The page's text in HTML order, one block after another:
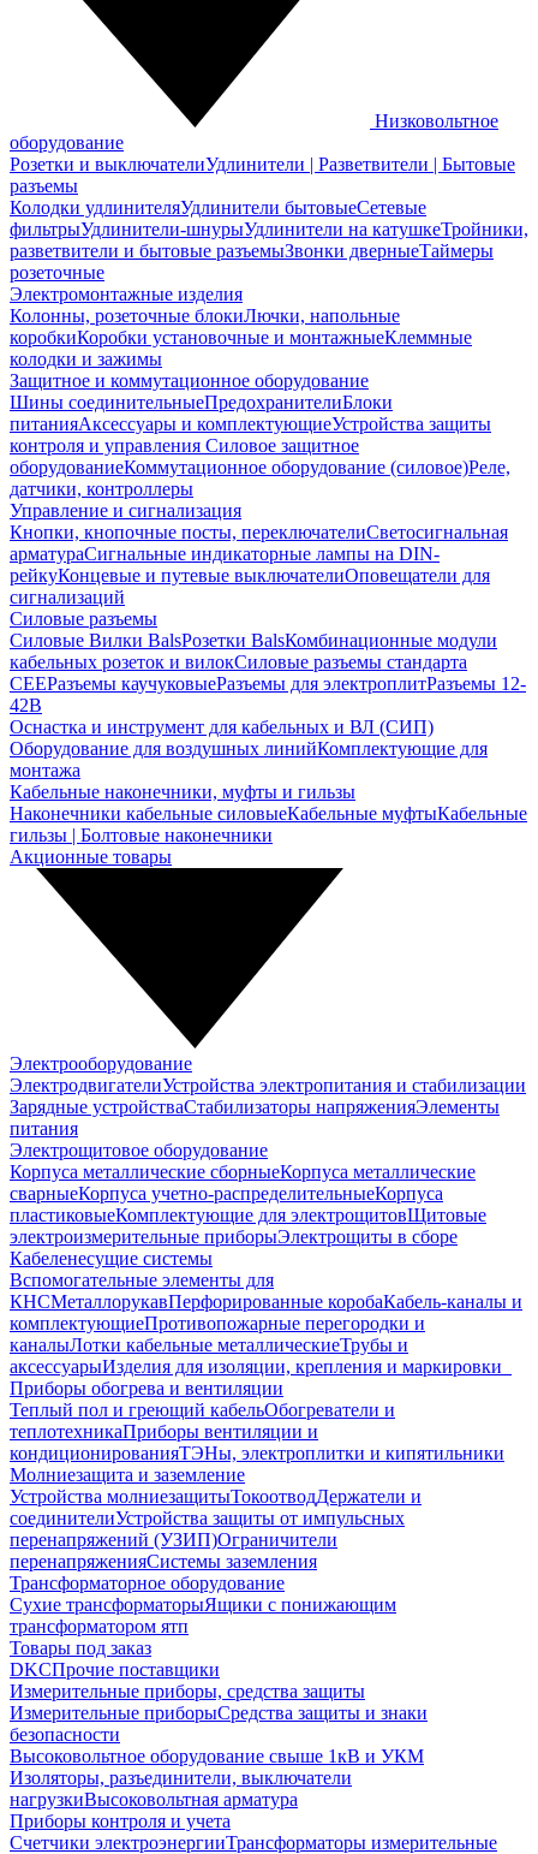
Низковольтное
оборудование
Розетки и выключателиУдлинители | Разветвители | Бытовые
разъемы
Колодки удлинителяУдлинители бытовыеСетевые
фильтрыУдлинители-шнурыУдлинители на катушкеТройники,
разветвители и бытовые разъемыЗвонки дверныеТаймеры
розеточные
Электромонтажные изделия
Колонны, розеточные блокиЛючки, напольные
коробкиКоробки установочные и монтажныеКлеммные
колодки и зажимы
Защитное и коммутационное оборудование
Шины соединительныеПредохранителиБлоки
питанияАксессуары и комплектующиеУстройства защиты
контроля и управления Силовое защитное
оборудованиеКоммутационное оборудование (силовое)Реле,
датчики, контроллеры
Управление и сигнализация
Кнопки, кнопочные посты, переключателиСветосигнальная
арматураСигнальные индикаторные лампы на DIN-
рейкуКонцевые и путевые выключателиОповещатели для
сигнализаций
Силовые разъемы
Силовые Вилки BalsРозетки BalsКомбинационные модули
кабельных розеток и вилокСиловые разъемы стандарта
CEEРазъемы каучуковыеРазъемы для электроплитРазъемы 12-
42В
Оснастка и инструмент для кабельных и ВЛ (СИП)
Оборудование для воздушных линийКомплектующие для
монтажа
Кабельные наконечники, муфты и гильзы
Наконечники кабельные силовыеКабельные муфтыКабельные
гильзы | Болтовые наконечники
Акционные товары
Электрооборудование
ЭлектродвигателиУстройства электропитания и стабилизации
Зарядные устройстваСтабилизаторы напряженияЭлементы
питания
Электрощитовое оборудование
Корпуса металлические сборныеКорпуса металлические
сварныеКорпуса учетно-распределительныеКорпуса
пластиковыеКомплектующие для электрощитовЩитовые
электроизмерительные приборыЭлектрощиты в сборе
Кабеленесущие системы
Вспомогательные элементы для
КНСМеталлорукавПерфорированные коробаКабель-каналы и
комплектующиеПротивопожарные перегородки и
каналыЛотки кабельные металлическиеТрубы и
аксессуарыИзделия для изоляции, крепления и маркировки
Приборы обогрева и вентиляции
Теплый пол и греющий кабельОбогреватели и
теплотехникаПриборы вентиляции и
кондиционированияТЭНы, электроплитки и кипятильники
Молниезащита и заземление
Устройства молниезащитыТокоотводДержатели и
соединителиУстройства защиты от импульсных
перенапряжений (УЗИП)Ограничители
перенапряженияСистемы заземления
Трансформаторное оборудование
Сухие трансформаторыЯщики с понижающим
трансформатором ятп
Товары под заказ
DKCПрочие поставщики
Измерительные приборы, средства защиты
Измерительные приборыСредства защиты и знаки
безопасности
Высоковольтное оборудование свыше 1кВ и УКМ
Изоляторы, разъединители, выключатели
нагрузкиВысоковольтная арматура
Приборы контроля и учета
Счетчики электроэнергииТрансформаторы измерительные